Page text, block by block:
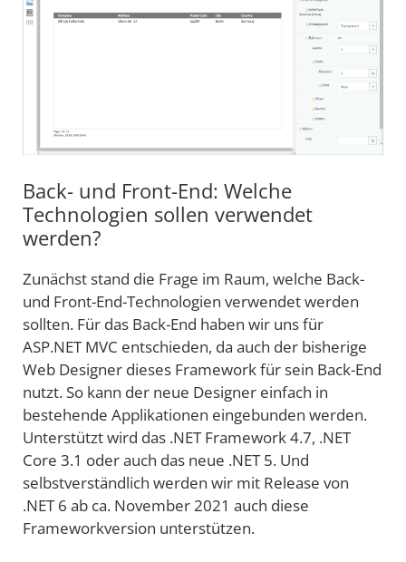
Back- und Front-End: Welche
Technologien sollen verwendet
werden?
Zunächst stand die Frage im Raum, welche Back-
und Front-End-Technologien verwendet werden
sollten. Für das Back-End haben wir uns für
ASP.NET MVC entschieden, da auch der bisherige
Web Designer dieses Framework für sein Back-End
nutzt. So kann der neue Designer einfach in
bestehende Applikationen eingebunden werden.
Unterstützt wird das .NET Framework 4.7, .NET
Core 3.1 oder auch das neue .NET 5. Und
selbstverständlich werden wir mit Release von
.NET 6 ab ca. November 2021 auch diese
Frameworkversion unterstützen.